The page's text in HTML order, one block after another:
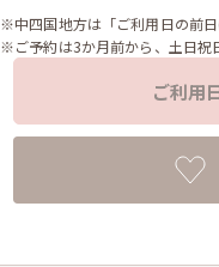
※中四国地方は「ご利用日の前
※ご予約は3か月前から、土日祝
ご利用